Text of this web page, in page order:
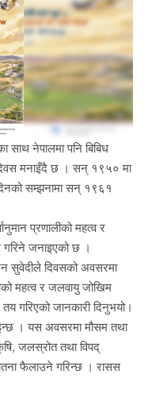
साथ नेपालमा पनि बिबिध
मनाइँदै छ । सन् १९५० मा
सम्झनामा सन् १९६१
प्रणालीको महत्व र
जनाइएको छ ।
सुवेदीले दिवसको अवसरमा
महत्व र जलवायु जोखिम
गरिएको जानकारी दिनुभयो।
। यस अवसरमा मौसम तथा
जलस्रोत तथा विपद्
फैलाउने गरिन्छ । रासस